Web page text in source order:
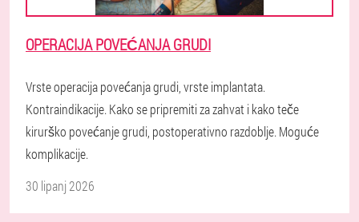
OPERACIJA POVEĆANJA GRUDI
Vrste operacija povećanja grudi, vrste implantata.
Kontraindikacije. Kako se pripremiti za zahvat i kako teče
kirurško povećanje grudi, postoperativno razdoblje. Moguće
komplikacije.
30 lipanj 2026